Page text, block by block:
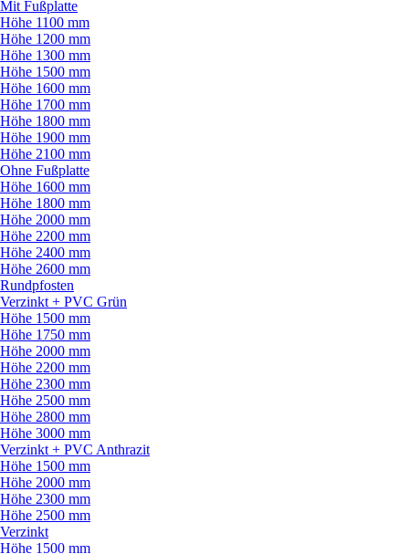
Mit Fußplatte
Höhe 1100 mm
Höhe 1200 mm
Höhe 1300 mm
Höhe 1500 mm
Höhe 1600 mm
Höhe 1700 mm
Höhe 1800 mm
Höhe 1900 mm
Höhe 2100 mm
Ohne Fußplatte
Höhe 1600 mm
Höhe 1800 mm
Höhe 2000 mm
Höhe 2200 mm
Höhe 2400 mm
Höhe 2600 mm
Rundpfosten
Verzinkt + PVC Grün
Höhe 1500 mm
Höhe 1750 mm
Höhe 2000 mm
Höhe 2200 mm
Höhe 2300 mm
Höhe 2500 mm
Höhe 2800 mm
Höhe 3000 mm
Verzinkt + PVC Anthrazit
Höhe 1500 mm
Höhe 2000 mm
Höhe 2300 mm
Höhe 2500 mm
Verzinkt
Höhe 1500 mm